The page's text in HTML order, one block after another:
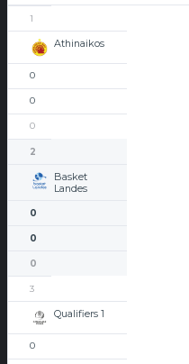
1
Athinaikos
0
0
0
2
Basket
Landes
0
0
0
3
Qualifiers 1
0